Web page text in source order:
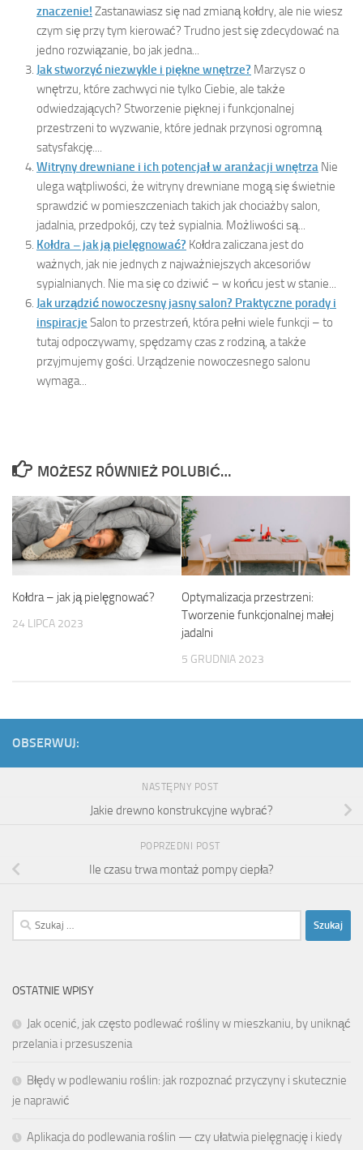
znaczenie! Zastanawiasz się nad zmianą kołdry, ale nie wiesz
czym się przy tym kierować? Trudno jest się zdecydować na
jedno rozwiązanie, bo jak jedna...
Jak stworzyć niezwykle i piękne wnętrze? Marzysz o
wnętrzu, które zachwyci nie tylko Ciebie, ale także
odwiedzających? Stworzenie pięknej i funkcjonalnej
przestrzeni to wyzwanie, które jednak przynosi ogromną
satysfakcję....
Witryny drewniane i ich potencjał w aranżacji wnętrza Nie
ulega wątpliwości, że witryny drewniane mogą się świetnie
sprawdzić w pomieszczeniach takich jak chociażby salon,
jadalnia, przedpokój, czy też sypialnia. Możliwości są...
Kołdra – jak ją pielęgnować? Kołdra zaliczana jest do
ważnych, jak nie jednych z najważniejszych akcesoriów
sypialnianych. Nie ma się co dziwić – w końcu jest w stanie...
Jak urządzić nowoczesny jasny salon? Praktyczne porady i
inspiracje Salon to przestrzeń, która pełni wiele funkcji – to
tutaj odpoczywamy, spędzamy czas z rodziną, a także
przyjmujemy gości. Urządzenie nowoczesnego salonu
wymaga...
MOŻESZ RÓWNIEŻ POLUBIĆ…
Kołdra – jak ją pielęgnować?
24 LIPCA 2023
Optymalizacja przestrzeni:
Tworzenie funkcjonalnej małej
jadalni
5 GRUDNIA 2023
OBSERWUJ:
NASTĘPNY POST
Jakie drewno konstrukcyjne wybrać?
POPRZEDNI POST
Ile czasu trwa montaż pompy ciepła?
Szukaj:
OSTATNIE WPISY
Jak ocenić, jak często podlewać rośliny w mieszkaniu, by uniknąć
przelania i przesuszenia
Błędy w podlewaniu roślin: jak rozpoznać przyczyny i skutecznie
je naprawić
Aplikacja do podlewania roślin — czy ułatwia pielęgnację i kiedy